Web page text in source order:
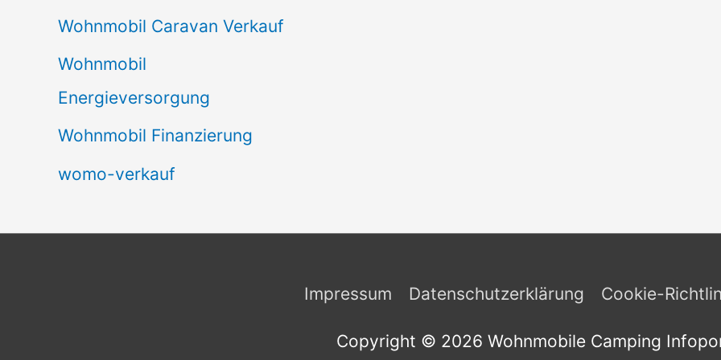
Wohnmobil Caravan Verkauf
Wohnmobil
Energieversorgung
Wohnmobil Finanzierung
womo-verkauf
Impressum Datenschutzerklärung Cookie-
Copyright © 2026 Wohnmobile Camping